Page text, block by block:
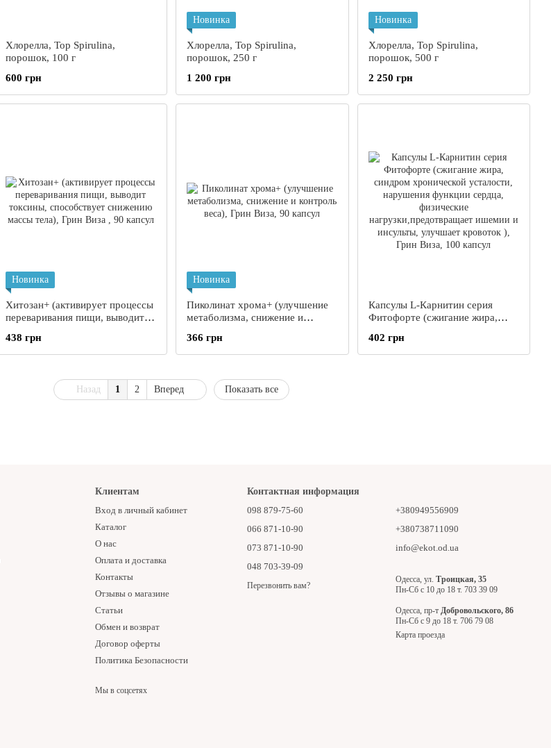
Хлорелла, Top Spirulina,
порошок, 100 г
600 грн
Новинка
Хлорелла, Top Spirulina,
порошок, 250 г
1 200 грн
Новинка
Хлорелла, Top Spirulina,
порошок, 500 г
2 250 грн
Новинка
Хитозан+ (активирует процессы
переваривания пищи, выводит
снижению массы тела), Грин
Виза , 90 капсул
438 грн
Новинка
Пиколинат хрома+ (улучшение
метаболизма, снижение и
капсул
366 грн
Капсулы L-Карнитин серия
Фитофорте (сжигание жира,
усталости, нарушения функции
сердца, физические
402 грн
Назад 1 2 Вперед Показать все
Клиентам
Вход в личный кабинет
Каталог
О нас
Оплата и доставка
Контакты
Отзывы о магазине
Статьи
Обмен и возврат
Договор оферты
Политика Безопасности
Мы в соцсетях
Контактная информация
098 879-75-60
066 871-10-90
073 871-10-90
048 703-39-09
Перезвонить вам?
+380949556909
+380738711090
info@ekot.od.ua
Одесса, ул. Троицкая, 35
Пн-Сб с 10 до 18 т. 703 39 09
Одесса, пр-т Добровольского, 86
Пн-Сб с 9 до 18 т. 706 79 08
Карта проезда